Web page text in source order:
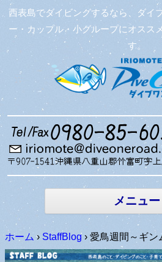
西表島でダイビングするなら、ダイ
ー・カップル・小グループにオスス
す。
メニュー
ホーム › StaffBlog › 愛鳥週間～ギン